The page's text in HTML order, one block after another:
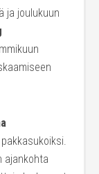
ja joulukuun
ajankohta